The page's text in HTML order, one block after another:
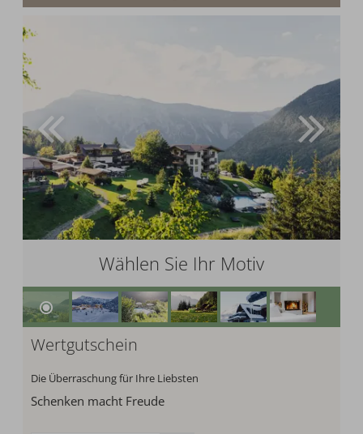
Wählen Sie Ihr Motiv
Wertgutschein
Die Überraschung für Ihre Liebsten
Schenken macht Freude